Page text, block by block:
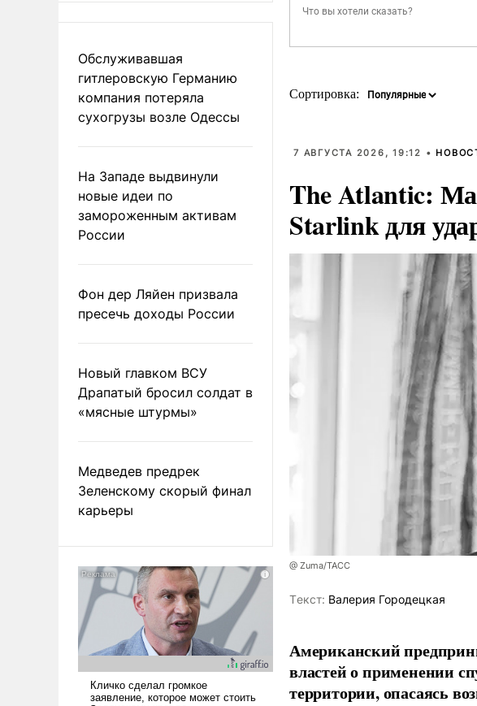
Обслуживавшая
гитлеровскую Германию
компания потеряла
сухогрузы возле Одессы
На Западе выдвинули
новые идеи по
замороженным активам
России
Фон дер Ляйен призвала
пресечь доходы России
Новый главком ВСУ
Драпатый бросил солдат в
«мясные штурмы»
Медведев предрек
Зеленскому скорый финал
карьеры
Сортировка:
7 АВГУСТА 2026, 19:12 •
The Atlantic:
Starlink для
@ Zuma/ТАСС
Tекст: Валерия Городецкая
Американский
властей о применении
территории, опасаясь